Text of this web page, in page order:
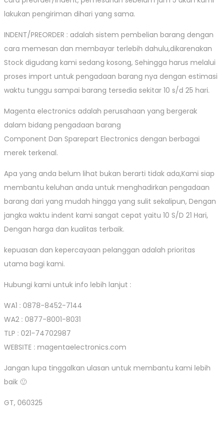
lakukan pengiriman dihari yang sama.
INDENT/PREORDER : adalah sistem pembelian barang dengan
cara memesan dan membayar terlebih dahulu,dikarenakan
Stock digudang kami sedang kosong, Sehingga harus melalui
proses import untuk pengadaan barang nya dengan estimasi
waktu tunggu sampai barang tersedia sekitar 10 s/d 25 hari.
Magenta electronics adalah perusahaan yang bergerak
dalam bidang pengadaan barang
Component Dan Sparepart Electronics dengan berbagai
merek terkenal.
Apa yang anda belum lihat bukan berarti tidak ada,Kami siap
membantu keluhan anda untuk menghadirkan pengadaan
barang dari yang mudah hingga yang sulit sekalipun, Dengan
jangka waktu indent kami sangat cepat yaitu 10 S/D 21 Hari,
Dengan harga dan kualitas terbaik.
kepuasan dan kepercayaan pelanggan adalah prioritas
utama bagi kami.
Hubungi kami untuk info lebih lanjut :
WA1 : 0878-8452-7144
WA2 : 0877-8001-8031
TLP : 021-74702987
WEBSITE : magentaelectronics.com
Jangan lupa tinggalkan ulasan untuk membantu kami lebih
baik 🙂
GT, 060325